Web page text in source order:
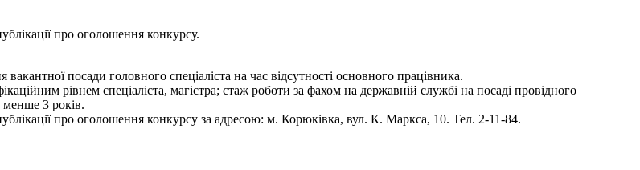
про оголошення конкурсу.
посади головного спеціаліста на час відсутності основного працівника.
рівнем спеціаліста, магістра; стаж роботи за фахом на державній службі на посаді провідного
менше 3 років.
про оголошення конкурсу за адресою: м. Корюківка, вул. К. Маркса, 10. Тел. 2-11-84.